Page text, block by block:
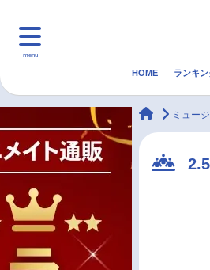
menu
マンガ・ラノベ ゲー
HOME ランキン
ミュー